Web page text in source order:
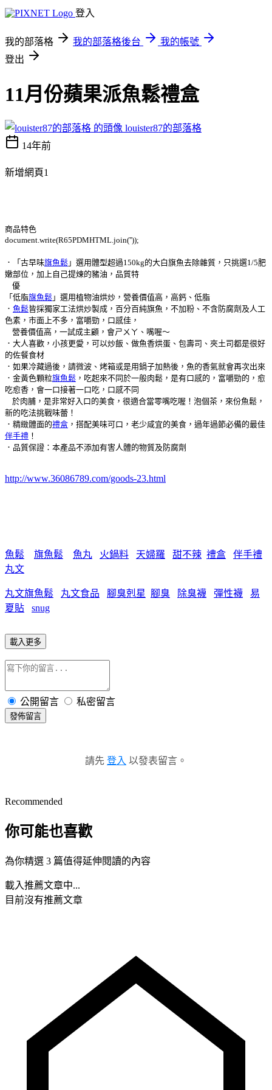
登入
我的部落格 我的部落格後台
我的帳號
登出
11月份蘋果派魚鬆禮盒
louister87的部落格
14年前
新增網頁1
商品特色
document.write(R65PDMHTML.join(''));
．「古早味旗魚鬆 」選用體型超過150kg的大白旗魚去除雜質，只挑選1/5肥
嫩部位，加上自己提煉的豬油，品質特
優
「低脂旗魚鬆 」選用植物油烘炒，營養價值高，高鈣、低脂
． 魚鬆皆採獨家工法烘炒製成，百分百純旗魚，不加粉、不含防腐劑及人工
色素，市面上不多，富嚼勁，口感佳，
營養價值高，一試成主顧，會ㄕㄨㄚ、嘴喔～
．大人喜歡，小孩更愛，可以炒飯、做魚香烘蛋、包壽司、夾土司都是很好
的佐餐食材
．如果冷藏過後，請微波、烤箱或是用鍋子加熱後，魚的香氣就會再次出來
．金黃色顆粒旗魚鬆 ，吃起來不同於一般肉鬆，是有口感的，富嚼勁的，愈
吃愈香，會一口接著一口吃，口感不同
於肉脯，是非常好入口的美食，很適合當零嘴吃喔！泡個茶，來份魚鬆，
新的吃法挑戰味蕾！
．精緻體面的禮盒 ，搭配美味可口，老少咸宜的美食，過年過節必備的最佳
伴手禮 ！
．品質保證：本產品不添加有害人體的物質及防腐劑
http://www.36086789.com/goods-23.html
魚鬆 旗魚鬆 魚丸 火鍋料 天婦羅 甜不辣 禮盒
伴手禮
丸文
丸文旗魚鬆 丸文食品 腳臭剋星 腳臭 除臭襪 彈性襪
易
夏貼
snug
載入更多
公開留言 私密留言
發佈留言
請先 登入 以發表留言。
Recommended
你可能也喜歡
為你精選 3 篇值得延伸閱讀的內容
載入推薦文章中...
目前沒有推薦文章